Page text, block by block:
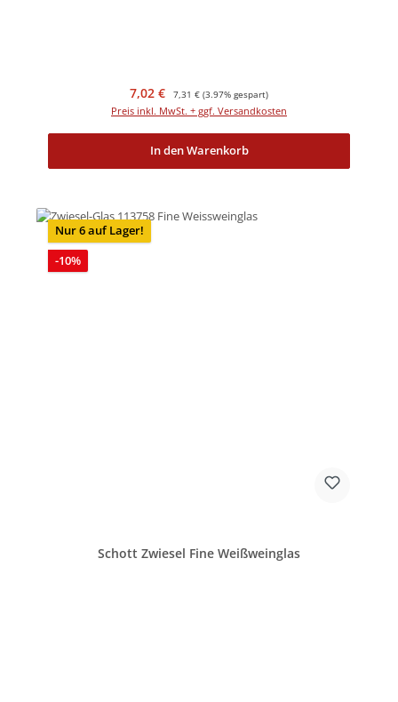
Verkaufspreis:
7,02 € 7,31 € (3.97% gespart)
Preis inkl. MwSt. + ggf. Versandkosten
In den Warenkorb
Nur 6 auf Lager!
-10%Rabatt
Schott Zwiesel Fine Weißweinglas